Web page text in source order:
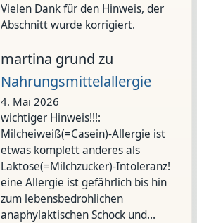
Vielen Dank für den Hinweis, der
Abschnitt wurde korrigiert.
martina grund zu
Nahrungsmittelallergie
4. Mai 2026
wichtiger Hinweis!!!:
Milcheiweiß(=Casein)-Allergie ist
etwas komplett anderes als
Laktose(=Milchzucker)-Intoleranz!
eine Allergie ist gefährlich bis hin
zum lebensbedrohlichen
anaphylaktischen Schock und…